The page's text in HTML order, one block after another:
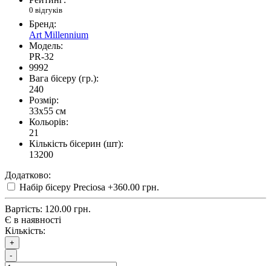
0 відгуків
Бренд:
Art Millennium
Модель:
PR-32
9992
Вага бісеру (гр.):
240
Розмір:
33x55 см
Кольорів:
21
Кількість бісерин (шт):
13200
Додатково:
Набір бісеру Preciosa +360.00 грн.
Вартість: 120.00 грн.
Є в наявності
Кількість:
+
-